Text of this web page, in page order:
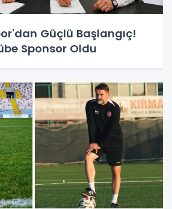
Güçlü Başlangıç!
Sponsor Oldu